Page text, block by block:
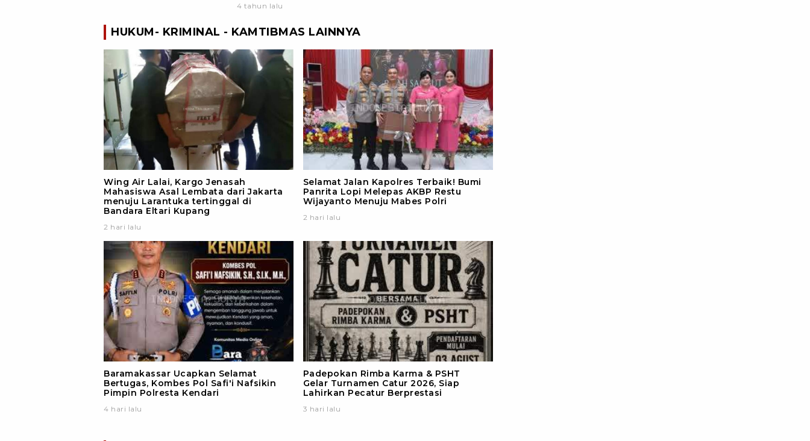
4 tahun lalu
HUKUM- KRIMINAL - KAMTIBMAS LAINNYA
Wing Air Lalai, Kargo Jenasah
Mahasiswa Asal Lembata dari Jakarta
menuju Larantuka tertinggal di
Bandara Eltari Kupang
2 hari lalu
Selamat Jalan Kapolres Terbaik! Bumi
Panrita Lopi Melepas AKBP Restu
Wijayanto Menuju Mabes Polri
2 hari lalu
Baramakassar Ucapkan Selamat
Bertugas, Kombes Pol Safi'i Nafsikin
Pimpin Polresta Kendari
4 hari lalu
Padepokan Rimba Karma & PSHT
Gelar Turnamen Catur 2026, Siap
Lahirkan Pecatur Berprestasi
3 hari lalu